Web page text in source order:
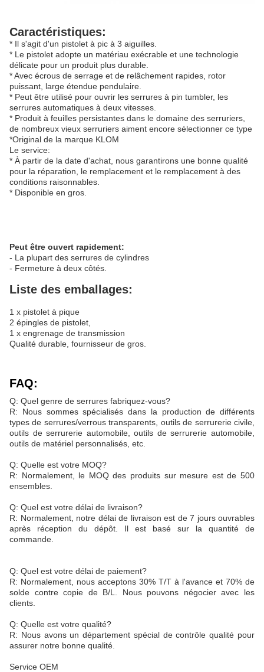
Caractéristiques:
* Il s'agit d'un pistolet à pic à 3 aiguilles.
* Le pistolet adopte un matériau exécrable et une technologie
délicate pour un produit plus durable.
* Avec écrous de serrage et de relâchement rapides, rotor
puissant, large étendue pendulaire.
* Peut être utilisé pour ouvrir les serrures à pin tumbler, les
serrures automatiques à deux vitesses.
* Produit à feuilles persistantes dans le domaine des serruriers,
de nombreux vieux serruriers aiment encore sélectionner ce type
*Original de la marque KLOM
Le service:
* À partir de la date d'achat, nous garantirons une bonne qualité
pour la réparation, le remplacement et le remplacement à des
conditions raisonnables.
* Disponible en gros.
Peut être ouvert rapidement:
- La plupart des serrures de cylindres
- Fermeture à deux côtés.
Liste des emballages:
1 x pistolet à pique
2 épingles de pistolet,
1 x engrenage de transmission
Qualité durable, fournisseur de gros.
FAQ:
Q: Quel genre de serrures fabriquez-vous?
R: Nous sommes spécialisés dans la production de différents
types de serrures/verrous transparents, outils de serrurerie civile,
outils de serrurerie automobile, outils de serrurerie automobile,
outils de matériel personnalisés, etc.
Q: Quelle est votre MOQ?
R: Normalement, le MOQ des produits sur mesure est de 500
ensembles.
Q: Quel est votre délai de livraison?
R: Normalement, notre délai de livraison est de 7 jours ouvrables
après réception du dépôt. Il est basé sur la quantité de
commande.
Q: Quel est votre délai de paiement?
R: Normalement, nous acceptons 30% T/T à l'avance et 70% de
solde contre copie de B/L. Nous pouvons négocier avec les
clients.
Q: Quelle est votre qualité?
R: Nous avons un département spécial de contrôle qualité pour
assurer notre bonne qualité.
Service OEM